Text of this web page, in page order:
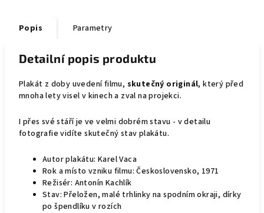
Popis Parametry
Detailní popis produktu
Plakát z doby uvedení filmu, skutečný originál, který před
mnoha lety visel v kinech a zval na projekci.
I přes své stáří je ve velmi dobrém stavu - v detailu
fotografie vidíte skutečný stav plakátu.
Autor plakátu: Karel Vaca
Rok a místo vzniku filmu: Československo, 1971
Režisér: Antonín Kachlík
Stav: Přeložen, malé trhlinky na spodním okraji, dírky
po špendlíku v rozích